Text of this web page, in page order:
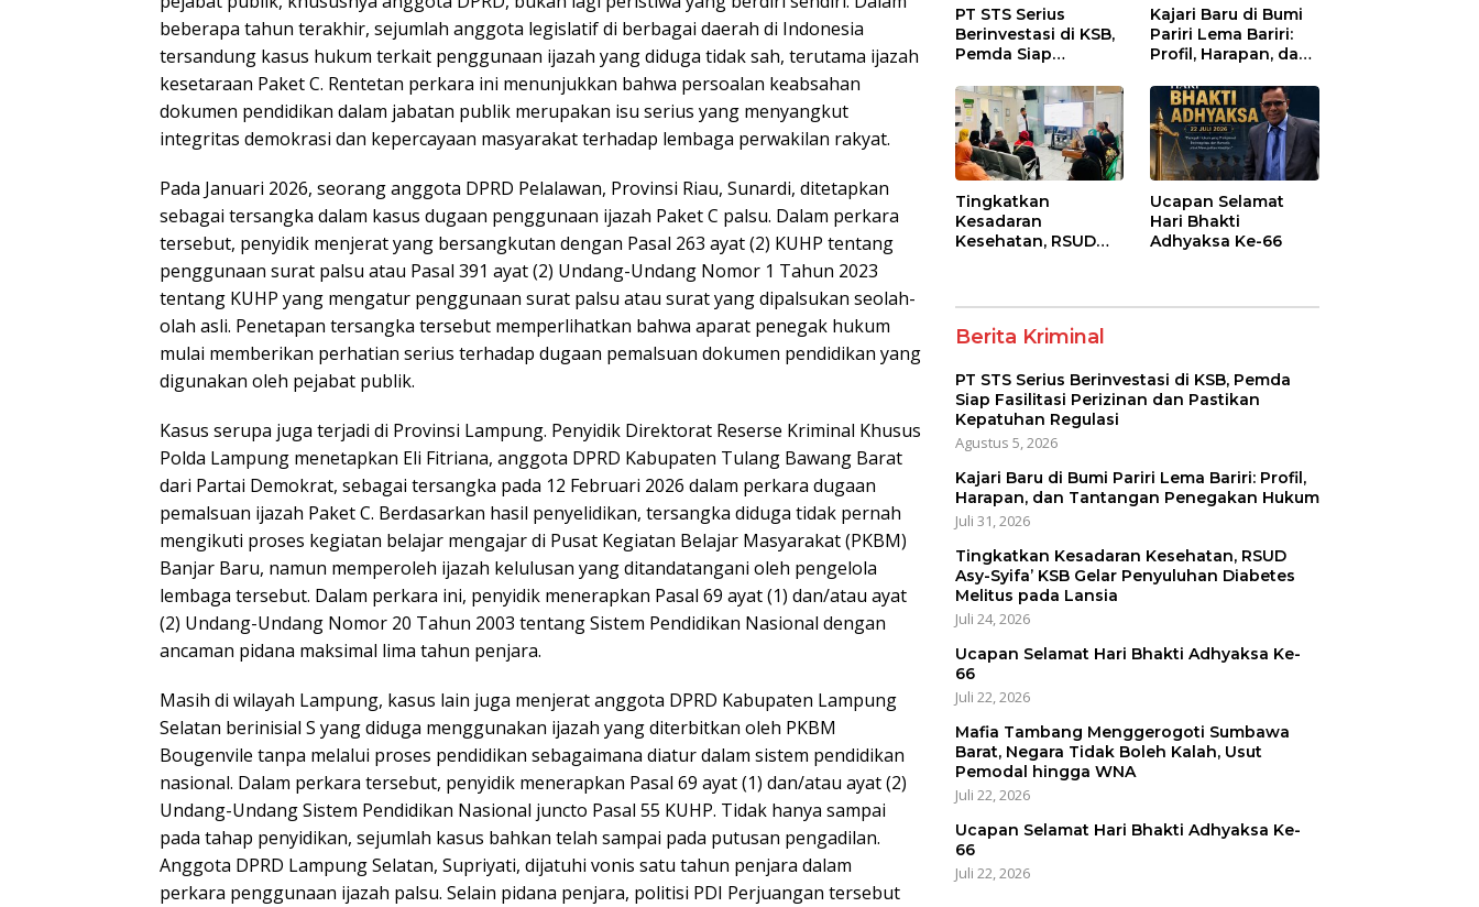
beberapa tahun terakhir, sejumlah anggota legislatif di berbagai daerah di Indonesia
tersandung kasus hukum terkait penggunaan ijazah yang diduga tidak sah, terutama ijazah
kesetaraan Paket C. Rentetan perkara ini menunjukkan bahwa persoalan keabsahan
dokumen pendidikan dalam jabatan publik merupakan isu serius yang menyangkut
integritas demokrasi dan kepercayaan masyarakat terhadap lembaga perwakilan rakyat.
Pada Januari 2026, seorang anggota DPRD Pelalawan, Provinsi Riau, Sunardi, ditetapkan
sebagai tersangka dalam kasus dugaan penggunaan ijazah Paket C palsu. Dalam perkara
tersebut, penyidik menjerat yang bersangkutan dengan Pasal 263 ayat (2) KUHP tentang
penggunaan surat palsu atau Pasal 391 ayat (2) Undang-Undang Nomor 1 Tahun 2023
tentang KUHP yang mengatur penggunaan surat palsu atau surat yang dipalsukan seolah-
olah asli. Penetapan tersangka tersebut memperlihatkan bahwa aparat penegak hukum
mulai memberikan perhatian serius terhadap dugaan pemalsuan dokumen pendidikan yang
digunakan oleh pejabat publik.
Kasus serupa juga terjadi di Provinsi Lampung. Penyidik Direktorat Reserse Kriminal Khusus
Polda Lampung menetapkan Eli Fitriana, anggota DPRD Kabupaten Tulang Bawang Barat
dari Partai Demokrat, sebagai tersangka pada 12 Februari 2026 dalam perkara dugaan
pemalsuan ijazah Paket C. Berdasarkan hasil penyelidikan, tersangka diduga tidak pernah
mengikuti proses kegiatan belajar mengajar di Pusat Kegiatan Belajar Masyarakat (PKBM)
Banjar Baru, namun memperoleh ijazah kelulusan yang ditandatangani oleh pengelola
lembaga tersebut. Dalam perkara ini, penyidik menerapkan Pasal 69 ayat (1) dan/atau ayat
(2) Undang-Undang Nomor 20 Tahun 2003 tentang Sistem Pendidikan Nasional dengan
ancaman pidana maksimal lima tahun penjara.
Masih di wilayah Lampung, kasus lain juga menjerat anggota DPRD Kabupaten Lampung
Selatan berinisial S yang diduga menggunakan ijazah yang diterbitkan oleh PKBM
Bougenvile tanpa melalui proses pendidikan sebagaimana diatur dalam sistem pendidikan
nasional. Dalam perkara tersebut, penyidik menerapkan Pasal 69 ayat (1) dan/atau ayat (2)
Undang-Undang Sistem Pendidikan Nasional juncto Pasal 55 KUHP. Tidak hanya sampai
pada tahap penyidikan, sejumlah kasus bahkan telah sampai pada putusan pengadilan.
Anggota DPRD Lampung Selatan, Supriyati, dijatuhi vonis satu tahun penjara dalam
perkara penggunaan ijazah palsu. Selain pidana penjara, politisi PDI Perjuangan tersebut
PT STS Serius
Berinvestasi di KSB,
Pemda Siap
dan Pastikan
Kepatuhan Regulasi
Kajari Baru di Bumi
Pariri Lema Bariri:
Profil, Harapan, dan
Penegakan Hukum
Tingkatkan
Kesadaran
Kesehatan, RSUD
Ucapan Selamat
Hari Bhakti
Adhyaksa Ke-66
Berita Kriminal
PT STS Serius Berinvestasi di KSB, Pemda
Siap Fasilitasi Perizinan dan Pastikan
Kepatuhan Regulasi
Agustus 5, 2026
Kajari Baru di Bumi Pariri Lema Bariri: Profil,
Harapan, dan Tantangan Penegakan Hukum
Juli 31, 2026
Tingkatkan Kesadaran Kesehatan, RSUD
Asy-Syifa’ KSB Gelar Penyuluhan Diabetes
Melitus pada Lansia
Juli 24, 2026
Ucapan Selamat Hari Bhakti Adhyaksa Ke-
66
Juli 22, 2026
Mafia Tambang Menggerogoti Sumbawa
Barat, Negara Tidak Boleh Kalah, Usut
Pemodal hingga WNA
Juli 22, 2026
Ucapan Selamat Hari Bhakti Adhyaksa Ke-
66
Juli 22, 2026